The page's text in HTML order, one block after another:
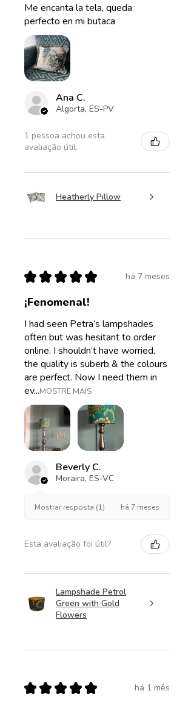
Me encanta la tela, queda
perfecto en mi butaca
Ana C.
Algorta, ES-PV
1 pessoa achou esta
avaliação útil.
Heatherly Pillow
★ ★ ★ ★ ★ há 7 meses
¡Fenomenal!
I had seen Petra’s lampshades
often but was hesitant to order
online. I shouldn’t have worried,
the quality is suberb & the colours
are perfect. Now I need them in
ev...MOSTRE MAIS
Beverly C.
Moraira, ES-VC
Mostrar resposta (1) há 7 meses
Esta avaliação foi útil?
Lampshade Petrol
Green with Gold
Flowers
★ ★ ★ ★ ★ há 1 mês